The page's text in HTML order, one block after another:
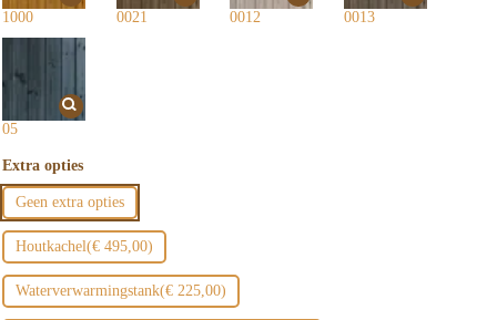
1000 0021 0012 0013
05
Extra opties
Geen extra opties
Houtkachel(€ 495,00)
Waterverwarmingstank(€ 225,00)